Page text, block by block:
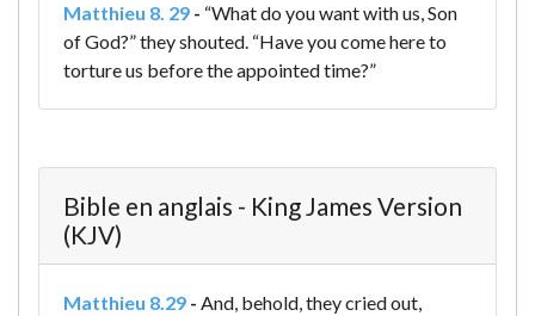
Matthieu 8. 29 - “What do you want with us, Son
of God?” they shouted. “Have you come here to
torture us before the appointed time?”
Bible en anglais - King James Version
(KJV)
Matthieu 8.29 - And, behold, they cried out,